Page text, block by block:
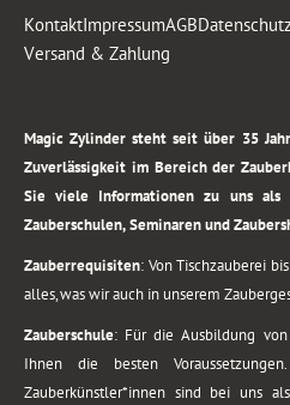
KontaktImpressumAGBDatenschutz
Versand & Zahlung
Magic Zylinder steht seit über 35
Zuverlässigkeit im Bereich der
Sie viele Informationen zu uns als
Zauberschulen, Seminaren und
Zauberrequisiten: Von Tischzauberei
alles, was wir auch in unserem
Zauberschule: Für die Ausbildung
Ihnen die besten
Zauberkünstler*innen sind bei uns